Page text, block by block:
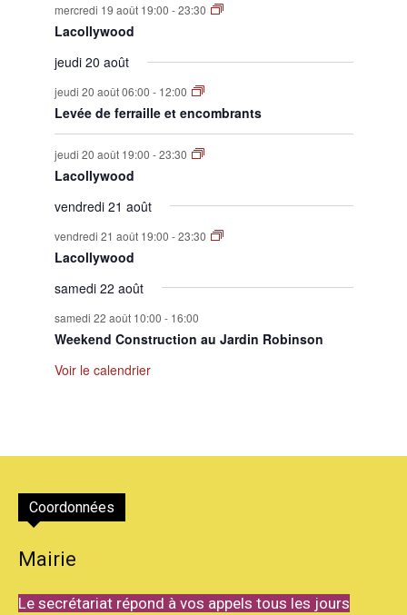
mercredi 19 août 19:00 -23:30
Lacollywood
jeudi 20 août
jeudi 20 août 06:00 - 12:00
Levée de ferraille et encombrants
jeudi 20 août 19:00 -23:30
Lacollywood
vendredi 21 août
vendredi 21 août 19:00 -23:30
Lacollywood
samedi 22 août
samedi 22 août 10:00 - 16:00
Weekend Construction au Jardin Robinson
Voir le calendrier
Coordonnées
Mairie
Le secrétariat répond à vos appels tous les jours